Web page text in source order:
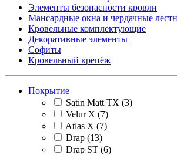
Элементы безопасности кровли
Мансардные окна и чердачные
Кровельные комплектующие
Декоративные элементы
Софиты
Кровельный крепёж
Покрытие
Satin Matt TX (3)
Velur X (7)
Atlas X (7)
Drap (13)
Drap ST (6)